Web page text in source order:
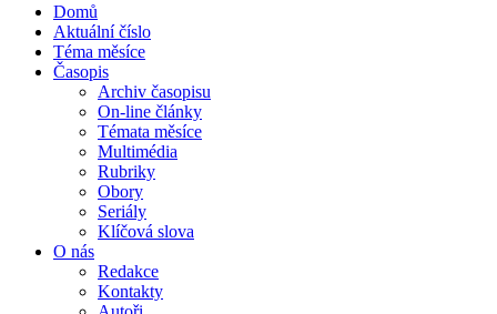
Domů
Aktuální číslo
Téma měsíce
Časopis
Archiv časopisu
On-line články
Témata měsíce
Multimédia
Rubriky
Obory
Seriály
Klíčová slova
O nás
Redakce
Kontakty